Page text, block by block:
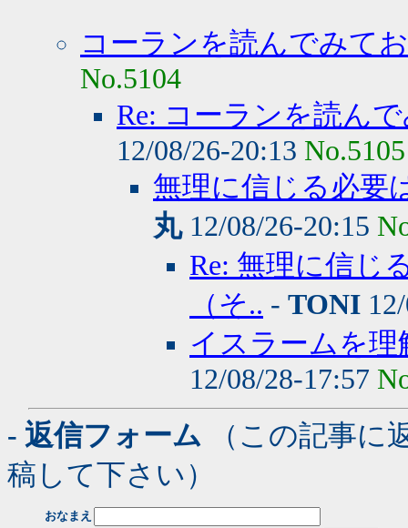
コーランを読んでみ
No.5104
Re: コーランを読ん
12/08/26-20:13 No.5105
無理に信じる必要
丸12/08/26-20:15
Re: 無理に信じ
（そ.. - TONI
イスラームを理
12/08/28-17:57
- 返信フォーム （この記事に
稿して下さい）
おなまえ